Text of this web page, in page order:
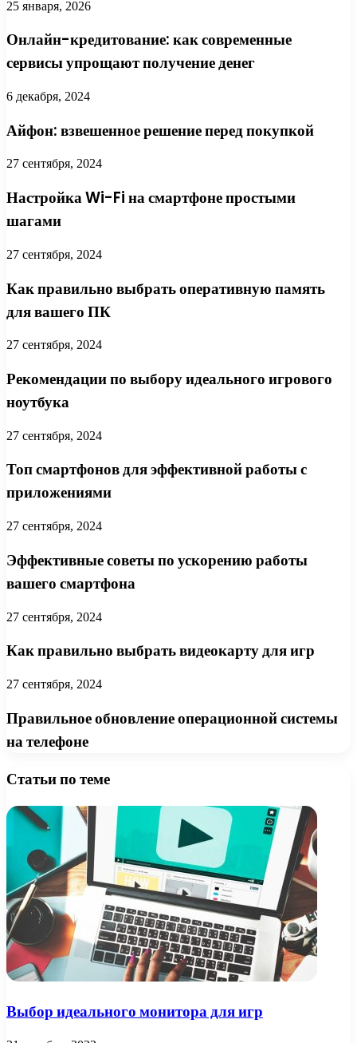
25 января, 2026
Онлайн-кредитование: как современные
сервисы упрощают получение денег
6 декабря, 2024
Айфон: взвешенное решение перед покупкой
27 сентября, 2024
Настройка Wi-Fi на смартфоне простыми
шагами
27 сентября, 2024
Как правильно выбрать оперативную память
для вашего ПК
27 сентября, 2024
Рекомендации по выбору идеального игрового
ноутбука
27 сентября, 2024
Топ смартфонов для эффективной работы с
приложениями
27 сентября, 2024
Эффективные советы по ускорению работы
вашего смартфона
27 сентября, 2024
Как правильно выбрать видеокарту для игр
27 сентября, 2024
Правильное обновление операционной системы
на телефоне
Статьи по теме
Выбор идеального монитора для игр